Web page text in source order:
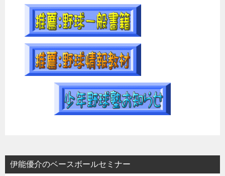
伊能優介のベースボールセミナー